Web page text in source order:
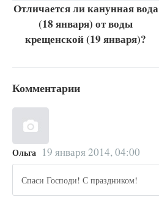
Отличается ли канунная вода
(18 января) от воды
крещенской (19 января)?
Комментарии
Ольга 19 января 2014, 04:00
Спаси Господи! С праздником!